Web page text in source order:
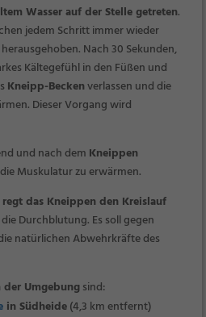
Wasser auf der Stelle getreten.
jedem Schritt immer wieder
Nach 30 Sekunden,
Kältegefühl in den Füßen und
Kneipp-Beckenverlassen und die
Dieser Vorgang wird
und nach dem Kneippen
Muskulatur zu erwärmen.
regt das Kneippen den Kreislauf
Durchblutung. Es soll gegen
natürlichen Abwehrkräfte des
Umgebungsind:
in Südheide(4,3 km entfernt)